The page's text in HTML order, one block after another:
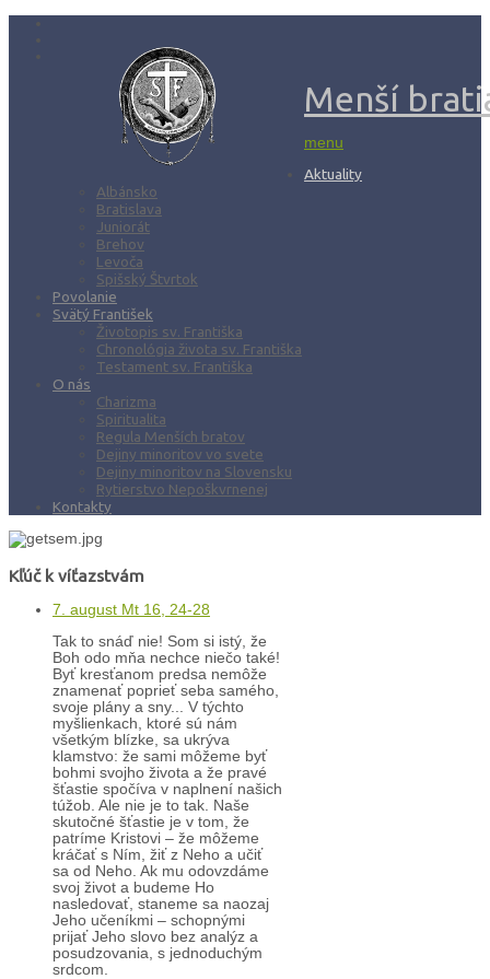
Menší
menu
Aktuality
Albánsko
Bratislava
Juniorát
Brehov
Levoča
Spišský Štvrtok
Povolanie
Svätý František
Životopis sv. Františka
Chronológia života sv. Františka
Testament sv. Františka
O nás
Charizma
Spiritualita
Regula Menších bratov
Dejiny minoritov vo svete
Dejiny minoritov na Slovensku
Rytierstvo Nepoškvrnenej
Kontakty
Kľúč k víťazstvám
7. august Mt 16, 24-28
Tak to snáď nie! Som si istý, že
Boh odo mňa nechce niečo také!
Byť kresťanom predsa nemôže
znamenať poprieť seba samého,
svoje plány a sny... V týchto
myšlienkach, ktoré sú nám
všetkým blízke, sa ukrýva
klamstvo: že sami môžeme byť
bohmi svojho života a že pravé
šťastie spočíva v naplnení našich
túžob. Ale nie je to tak. Naše
skutočné šťastie je v tom, že
patríme Kristovi – že môžeme
kráčať s Ním, žiť z Neho a učiť
sa od Neho. Ak mu odovzdáme
svoj život a budeme Ho
nasledovať, staneme sa naozaj
Jeho učeníkmi – schopnými
prijať Jeho slovo bez analýz a
posudzovania, s jednoduchým
srdcom.